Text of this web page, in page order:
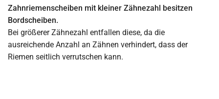
Zahnriemenscheiben mit kleiner Zähnezahl besitzen
Bordscheiben.
Bei größerer Zähnezahl entfallen diese, da die
ausreichende Anzahl an Zähnen verhindert, dass der
Riemen seitlich verrutschen kann.